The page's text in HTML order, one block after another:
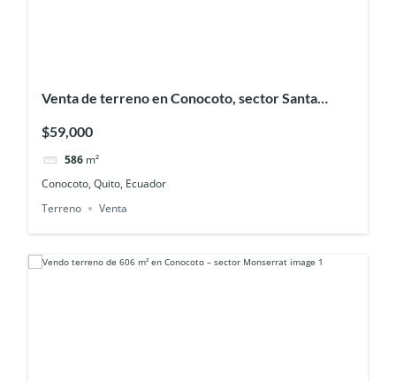
Venta de terreno en Conocoto, sector Santa
$59,000
586 m²
Conocoto, Quito, Ecuador
Terreno
Venta